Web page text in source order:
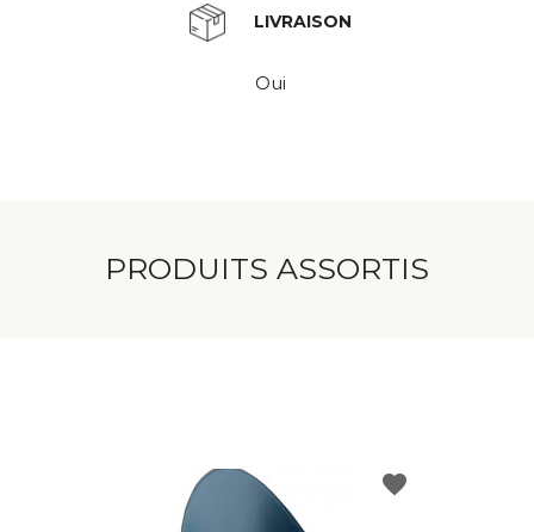
LIVRAISON
Oui
PRODUITS ASSORTIS
favorite